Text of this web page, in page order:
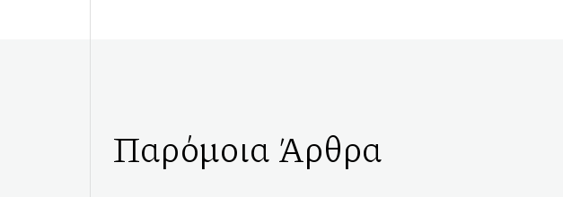
Παρόμοια Άρθρα